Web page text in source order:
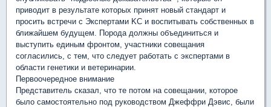
приводит в результате которых принят новый стандарт и
просить встречи с Экспертами KC и воспитывать собственных в
ближайшем будущем. Порода должны объединиться и
выступить единым фронтом, участники совещания
согласились, с тем, что следует работать с экспертами в
области генетики и ветеринарии.
Первоочередное внимание
Представитель сказал, что те потом на совещании, которое
было самостоятельно под руководством Джеффри Дэвис, были